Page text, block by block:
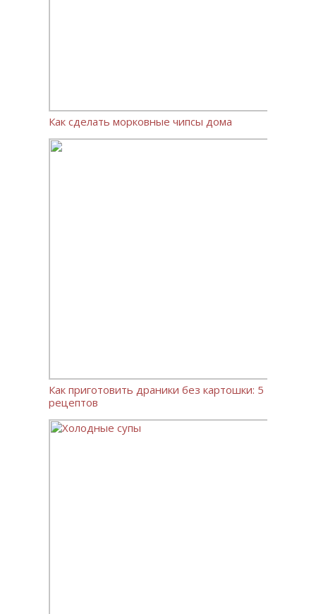
Как сделать морковные чипсы дома
Как приготовить драники без картошки: 5
рецептов